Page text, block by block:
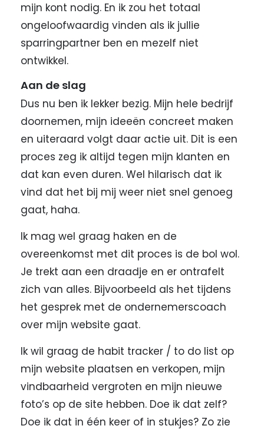
mijn kont nodig. En ik zou het totaal
ongeloofwaardig vinden als ik jullie
sparringpartner ben en mezelf niet
ontwikkel.
Aan de slag
Dus nu ben ik lekker bezig. Mijn hele bedrijf
doornemen, mijn ideeën concreet maken
en uiteraard volgt daar actie uit. Dit is een
proces zeg ik altijd tegen mijn klanten en
dat kan even duren. Wel hilarisch dat ik
vind dat het bij mij weer niet snel genoeg
gaat, haha.
Ik mag wel graag haken en de
overeenkomst met dit proces is de bol wol.
Je trekt aan een draadje en er ontrafelt
zich van alles. Bijvoorbeeld als het tijdens
het gesprek met de ondernemerscoach
over mijn website gaat.
Ik wil graag de habit tracker / to do list op
mijn website plaatsen en verkopen, mijn
vindbaarheid vergroten en mijn nieuwe
foto’s op de site hebben. Doe ik dat zelf?
Doe ik dat in één keer of in stukjes? Zo zie